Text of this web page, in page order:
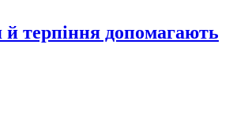
терпіння допомагають